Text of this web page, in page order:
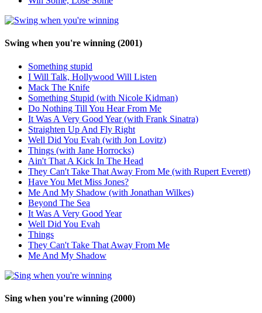
Swing when you're winning (2001)
Something stupid
I Will Talk, Hollywood Will Listen
Mack The Knife
Something Stupid (with Nicole Kidman)
Do Nothing Till You Hear From Me
It Was A Very Good Year (with Frank Sinatra)
Straighten Up And Fly Right
Well Did You Evah (with Jon Lovitz)
Things (with Jane Horrocks)
Ain't That A Kick In The Head
They Can't Take That Away From Me (with Rupert Everett)
Have You Met Miss Jones?
Me And My Shadow (with Jonathan Wilkes)
Beyond The Sea
It Was A Very Good Year
Well Did You Evah
Things
They Can't Take That Away From Me
Me And My Shadow
Sing when you're winning (2000)